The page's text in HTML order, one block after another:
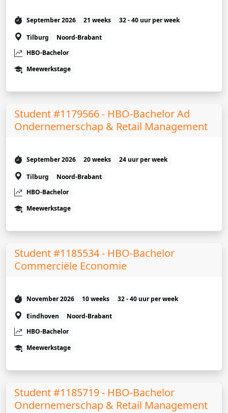
September 2026 21 weeks
32 - 40 uur per week
Tilburg
Noord-Brabant
HBO-Bachelor
Meewerkstage
Student #1179566 - HBO-Bachelor Ad
Ondernemerschap & Retail Management
September 2026 20 weeks
24 uur per week
Tilburg
Noord-Brabant
HBO-Bachelor
Meewerkstage
Student #1185534 - HBO-Bachelor
Commerciële Economie
November 2026 10 weeks
32 - 40 uur per week
Eindhoven
Noord-Brabant
HBO-Bachelor
Meewerkstage
Student #1185719 - HBO-Bachelor
Ondernemerschap & Retail Management